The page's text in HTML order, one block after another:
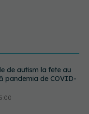
care a crescut
cu 30%